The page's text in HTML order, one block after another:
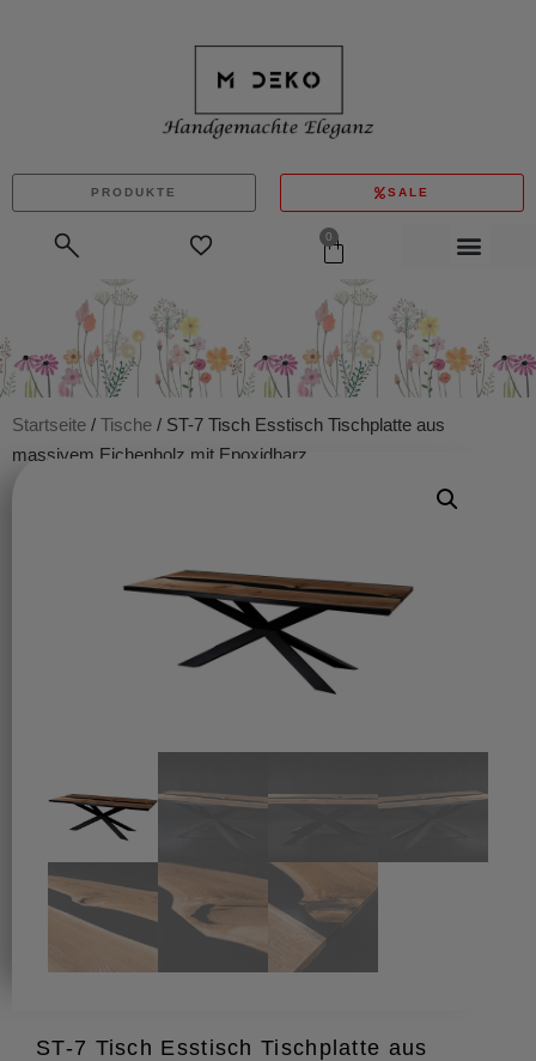
PRODUKTE SALE
0
Startseite / Tische / ST-7 Tisch Esstisch Tischplatte aus
massivem Eichenholz mit Epoxidharz
ST-7 Tisch Esstisch Tischplatte aus